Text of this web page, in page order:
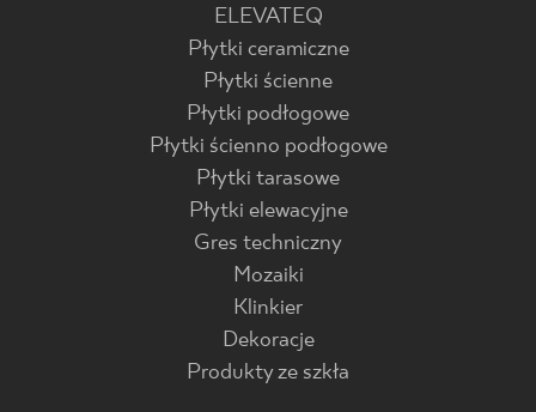
ELEVATEQ
Płytki ceramiczne
Płytki ścienne
Płytki podłogowe
Płytki ścienno podłogowe
Płytki tarasowe
Płytki elewacyjne
Gres techniczny
Mozaiki
Klinkier
Dekoracje
Produkty ze szkła